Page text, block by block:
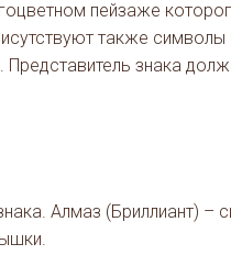
пейзаже
также
знака
Алмаз (Бриллиант)